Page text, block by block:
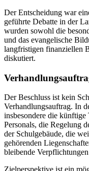
Der Entscheidung war
geführte Debatte in der
wurden sowohl die
und das evangelische
langfristigen finanziellen
diskutiert.
Der Beschluss ist kein
Verhandlungsauftrag. In
insbesondere die künftige
Personals, die Regelung
der Schulgebäude, die
gehörenden
bleibende